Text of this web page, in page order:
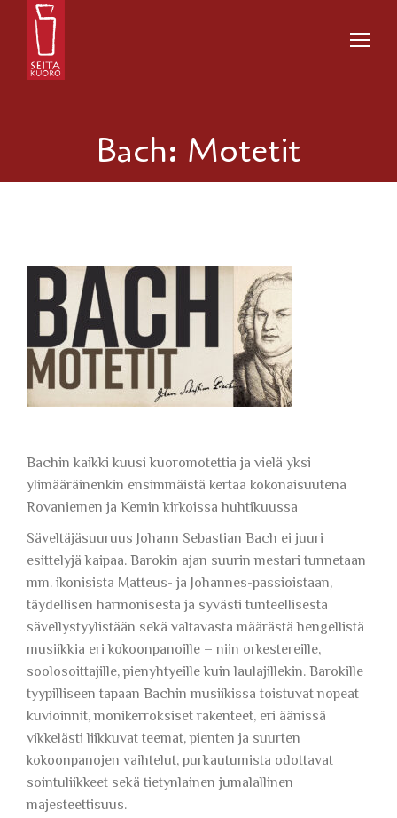
Bach: Motetit
Bachin kaikki kuusi kuoromotettia ja vielä yksi
ylimääräinenkin ensimmäistä kertaa kokonaisuutena
Rovaniemen ja Kemin kirkoissa huhtikuussa
Säveltäjäsuuruus Johann Sebastian Bach ei juuri
esittelyjä kaipaa. Barokin ajan suurin mestari tunnetaan
mm. ikonisista Matteus- ja Johannes-passioistaan,
täydellisen harmonisesta ja syvästi tunteellisesta
sävellystyylistään sekä valtavasta määrästä hengellistä
musiikkia eri kokoonpanoille – niin orkestereille,
soolosoittajille, pienyhtyeille kuin laulajillekin. Barokille
tyypilliseen tapaan Bachin musiikissa toistuvat nopeat
kuvioinnit, monikerroksiset rakenteet, eri äänissä
vikkelästi liikkuvat teemat, pienten ja suurten
kokoonpanojen vaihtelut, purkautumista odottavat
sointuliikkeet sekä tietynlainen jumalallinen
majesteettisuus.